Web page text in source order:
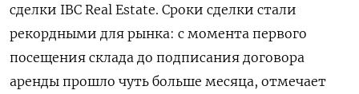
сделки IBC Real Estate. Сроки сделки стали
рекордными для рынка: с момента первого
посещения склада до подписания договора
аренды прошло чуть больше месяца, отмечает